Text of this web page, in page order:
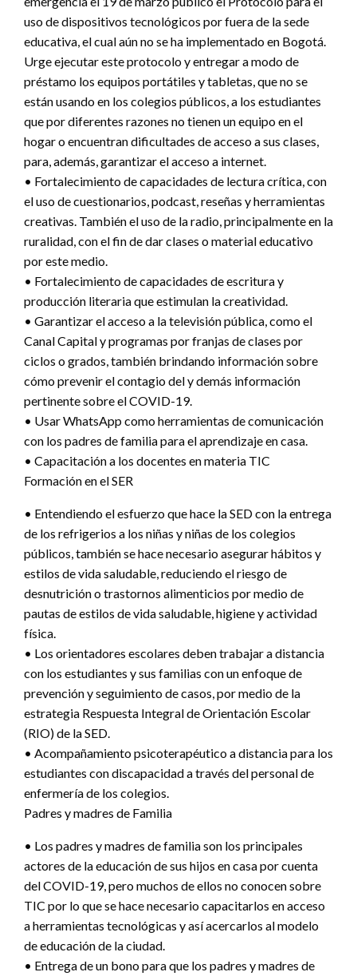
uso de dispositivos tecnológicos por fuera de la sede
educativa, el cual aún no se ha implementado en Bogotá.
Urge ejecutar este protocolo y entregar a modo de
préstamo los equipos portátiles y tabletas, que no se
están usando en los colegios públicos, a los estudiantes
que por diferentes razones no tienen un equipo en el
hogar o encuentran dificultades de acceso a sus clases,
para, además, garantizar el acceso a internet.
• Fortalecimiento de capacidades de lectura crítica, con
el uso de cuestionarios, podcast, reseñas y herramientas
creativas. También el uso de la radio, principalmente en la
ruralidad, con el fin de dar clases o material educativo
por este medio.
• Fortalecimiento de capacidades de escritura y
producción literaria que estimulan la creatividad.
• Garantizar el acceso a la televisión pública, como el
Canal Capital y programas por franjas de clases por
ciclos o grados, también brindando información sobre
cómo prevenir el contagio del y demás información
pertinente sobre el COVID-19.
• Usar WhatsApp como herramientas de comunicación
con los padres de familia para el aprendizaje en casa.
• Capacitación a los docentes en materia TIC
Formación en el SER
• Entendiendo el esfuerzo que hace la SED con la entrega
de los refrigerios a los niñas y niñas de los colegios
públicos, también se hace necesario asegurar hábitos y
estilos de vida saludable, reduciendo el riesgo de
desnutrición o trastornos alimenticios por medio de
pautas de estilos de vida saludable, higiene y actividad
física.
• Los orientadores escolares deben trabajar a distancia
con los estudiantes y sus familias con un enfoque de
prevención y seguimiento de casos, por medio de la
estrategia Respuesta Integral de Orientación Escolar
(RIO) de la SED.
• Acompañamiento psicoterapéutico a distancia para los
estudiantes con discapacidad a través del personal de
enfermería de los colegios.
Padres y madres de Familia
• Los padres y madres de familia son los principales
actores de la educación de sus hijos en casa por cuenta
del COVID-19, pero muchos de ellos no conocen sobre
TIC por lo que se hace necesario capacitarlos en acceso
a herramientas tecnológicas y así acercarlos al modelo
de educación de la ciudad.
• Entrega de un bono para que los padres y madres de